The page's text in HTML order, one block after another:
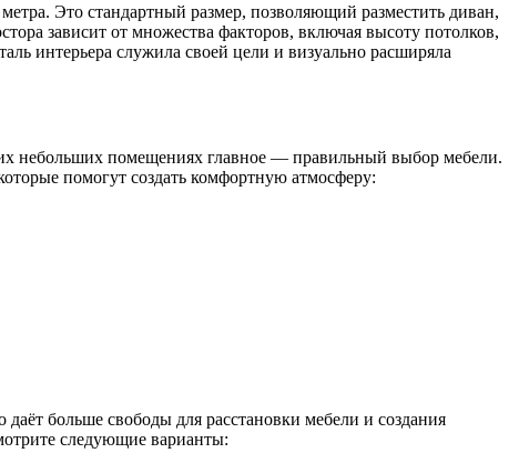
Это стандартный размер, позволяющий разместить диван,
зависит от множества факторов, включая высоту потолков,
интерьера служила своей цели и визуально расширяла
небольших помещениях главное — правильный выбор мебели.
помогут создать комфортную атмосферу:
больше свободы для расстановки мебели и создания
следующие варианты: